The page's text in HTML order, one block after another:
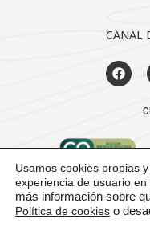
CANAL
Usamos cookies propias
experiencia de usuario en
más información sobre
Política de cookies o